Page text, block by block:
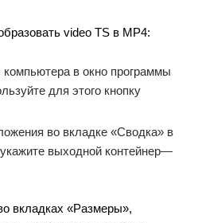
video TS в MP4:
в окно программы
для этого кнопку
во вкладке «Сводка» в
выходной контейнер—
вкладках «Размеры»,